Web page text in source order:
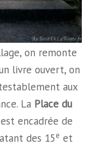
on remonte
livre ouvert, on
aux
La Place du
encadrée de
des 15e et